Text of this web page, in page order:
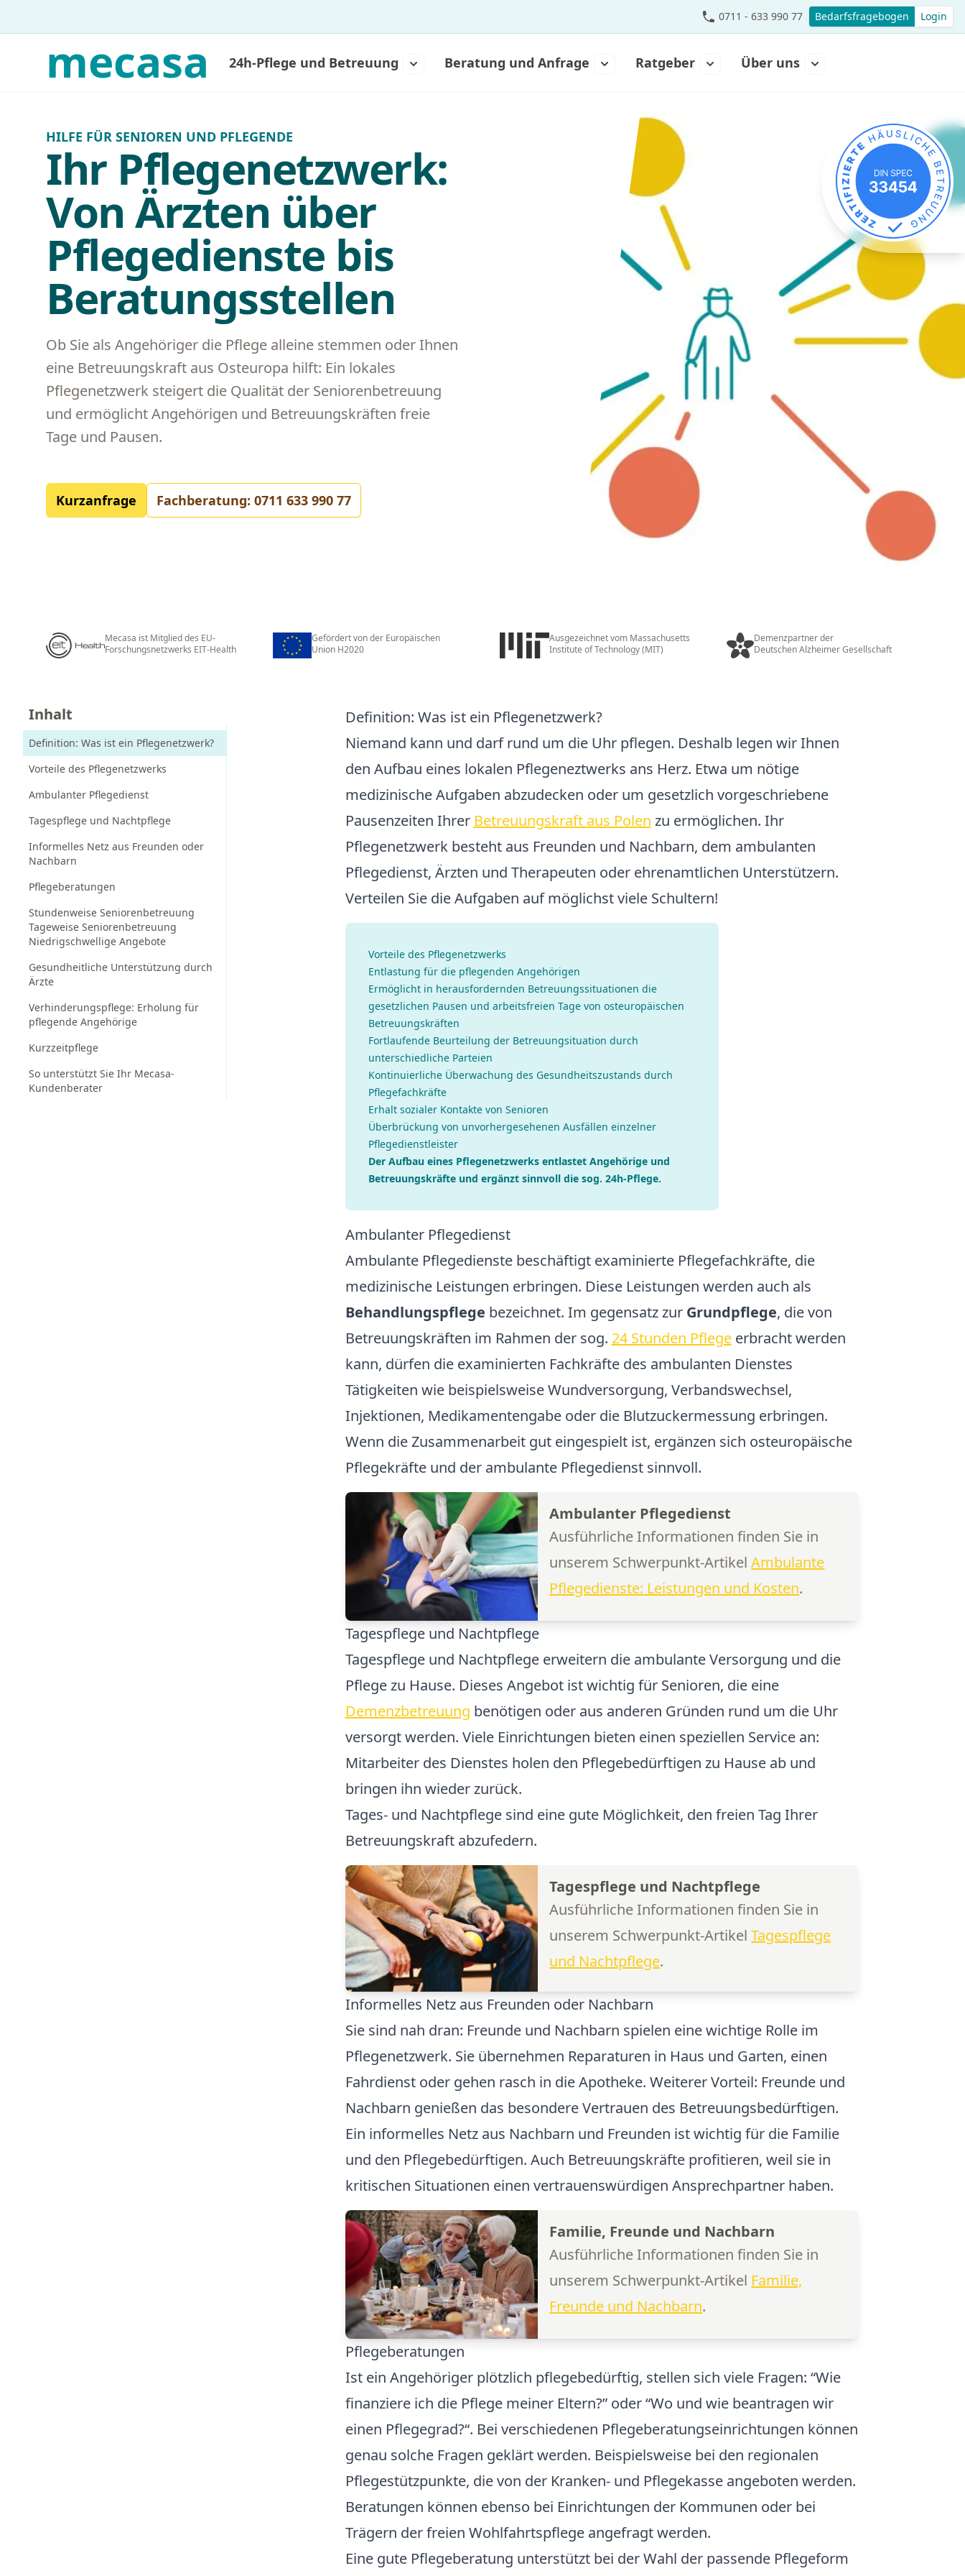
0711 - 633 990 77 Bedarfsfragebogen Login
mecasa 24h-Pflege und Betreuung Beratung und Anfrage Ratgeber Über uns
HILFE FÜR SENIOREN UND PFLEGENDE
Ihr Pflegenetzwerk:
Von Ärzten über
Pflegedienste bis
Beratungsstellen
Ob Sie als Angehöriger die Pflege alleine stemmen oder Ihnen
eine Betreuungskraft aus Osteuropa hilft: Ein lokales
Pflegenetzwerk steigert die Qualität der Seniorenbetreuung
und ermöglicht Angehörigen und Betreuungskräften freie
Tage und Pausen.
Kurzanfrage Fachberatung: 0711 633 990 77
Mecasa ist Mitglied des EU-
Forschungsnetzwerks EIT-Health
Gefördert von der Europäischen
Union H2020
Ausgezeichnet vom Massachusetts
Institute of Technology (MIT)
Demenzpartner der
Deutschen Alzheimer Gesellschaft
Inhalt
Definition: Was ist ein Pflegenetzwerk?
Vorteile des Pflegenetzwerks
Ambulanter Pflegedienst
Tagespflege und Nachtpflege
Informelles Netz aus Freunden oder
Nachbarn
Pflegeberatungen
Stundenweise Seniorenbetreuung
Tageweise Seniorenbetreuung
Niedrigschwellige Angebote
Gesundheitliche Unterstützung durch
Ärzte
Verhinderungspflege: Erholung für
pflegende Angehörige
Kurzzeitpflege
So unterstützt Sie Ihr Mecasa-
Kundenberater
Definition: Was ist ein Pflegenetzwerk?
Niemand kann und darf rund um die Uhr pflegen. Deshalb legen wir Ihnen
den Aufbau eines lokalen Pflegeneztwerks ans Herz. Etwa um nötige
medizinische Aufgaben abzudecken oder um gesetzlich vorgeschriebene
Pausenzeiten Ihrer Betreuungskraft aus Polen zu ermöglichen. Ihr
Pflegenetzwerk besteht aus Freunden und Nachbarn, dem ambulanten
Pflegedienst, Ärzten und Therapeuten oder ehrenamtlichen Unterstützern.
Verteilen Sie die Aufgaben auf möglichst viele Schultern!
Vorteile des Pflegenetzwerks
Entlastung für die pflegenden Angehörigen
Ermöglicht in herausfordernden Betreuungssituationen die
gesetzlichen Pausen und arbeitsfreien Tage von osteuropäischen
Betreuungskräften
Fortlaufende Beurteilung der Betreuungsituation durch
unterschiedliche Parteien
Kontinuierliche Überwachung des Gesundheitszustands durch
Pflegefachkräfte
Erhalt sozialer Kontakte von Senioren
Überbrückung von unvorhergesehenen Ausfällen einzelner
Pflegedienstleister
Der Aufbau eines Pflegenetzwerks entlastet Angehörige und
Betreuungskräfte und ergänzt sinnvoll die sog. 24h-Pflege.
Ambulanter Pflegedienst
Ambulante Pflegedienste beschäftigt examinierte Pflegefachkräfte, die
medizinische Leistungen erbringen. Diese Leistungen werden auch als
Behandlungspflege bezeichnet. Im gegensatz zur Grundpflege, die von
Betreuungskräften im Rahmen der sog. 24 Stunden Pflegeerbracht werden
kann, dürfen die examinierten Fachkräfte des ambulanten Dienstes
Tätigkeiten wie beispielsweise Wundversorgung, Verbandswechsel,
Injektionen, Medikamentengabe oder die Blutzuckermessung erbringen.
Wenn die Zusammenarbeit gut eingespielt ist, ergänzen sich osteuropäische
Pflegekräfte und der ambulante Pflegedienst sinnvoll.
Ambulanter Pflegedienst
Ausführliche Informationen finden Sie in
unserem Schwerpunkt-ArtikelAmbulante
Pflegedienste: Leistungen und Kosten.
Tagespflege und Nachtpflege
Tagespflege und Nachtpflege erweitern die ambulante Versorgung und die
Pflege zu Hause. Dieses Angebot ist wichtig für Senioren, die eine
Demenzbetreuung benötigen oder aus anderen Gründen rund um die Uhr
versorgt werden. Viele Einrichtungen bieten einen speziellen Service an:
Mitarbeiter des Dienstes holen den Pflegebedürftigen zu Hause ab und
bringen ihn wieder zurück.
Tages- und Nachtpflege sind eine gute Möglichkeit, den freien Tag Ihrer
Betreuungskraft abzufedern.
Tagespflege und Nachtpflege
Ausführliche Informationen finden Sie in
unserem Schwerpunkt-ArtikelTagespflege
und Nachtpflege.
Informelles Netz aus Freunden oder Nachbarn
Sie sind nah dran: Freunde und Nachbarn spielen eine wichtige Rolle im
Pflegenetzwerk. Sie übernehmen Reparaturen in Haus und Garten, einen
Fahrdienst oder gehen rasch in die Apotheke. Weiterer Vorteil: Freunde und
Nachbarn genießen das besondere Vertrauen des Betreuungsbedürftigen.
Ein informelles Netz aus Nachbarn und Freunden ist wichtig für die Familie
und den Pflegebedürftigen. Auch Betreuungskräfte profitieren, weil sie in
kritischen Situationen einen vertrauenswürdigen Ansprechpartner haben.
Familie, Freunde und Nachbarn
Ausführliche Informationen finden Sie in
unserem Schwerpunkt-Artikel Familie,
Freunde und Nachbarn.
Pflegeberatungen
Ist ein Angehöriger plötzlich pflegebedürftig, stellen sich viele Fragen: “Wie
finanziere ich die Pflege meiner Eltern?” oder “Wo und wie beantragen wir
einen Pflegegrad?“. Bei verschiedenen Pflegeberatungseinrichtungen können
genau solche Fragen geklärt werden. Beispielsweise bei den regionalen
Pflegestützpunkte, die von der Kranken- und Pflegekasse angeboten werden.
Beratungen können ebenso bei Einrichtungen der Kommunen oder bei
Trägern der freien Wohlfahrtspflege angefragt werden.
Eine gute Pflegeberatung unterstützt bei der Wahl der passende Pflegeform